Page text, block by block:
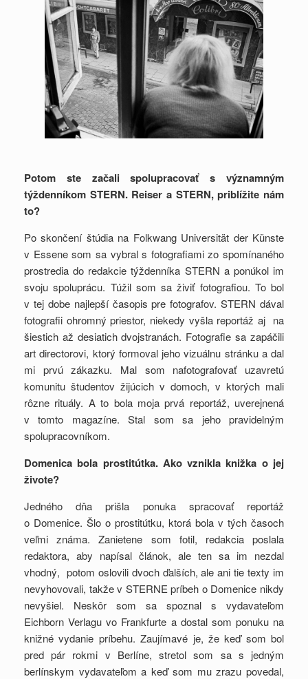
Potom ste začali spolupracovať s významným
týždenníkom STERN. Reiser a STERN, priblížite nám
to?
Po skončení štúdia na Folkwang Universität der Künste
v Essene som sa vybral s fotografiami zo spomínaného
prostredia do redakcie týždenníka STERN a ponúkol im
svoju spoluprácu. Túžil som sa živiť fotografiou. To bol
v tej dobe najlepší časopis pre fotografov. STERN dával
fotografii ohromný priestor, niekedy vyšla reportáž aj na
šiestich až desiatich dvojstranách. Fotografie sa zapáčili
art directorovi, ktorý formoval jeho vizuálnu stránku a dal
mi prvú zákazku. Mal som nafotografovať uzavretú
komunitu študentov žijúcich v domoch, v ktorých mali
rôzne rituály. A to bola moja prvá reportáž, uverejnená
v tomto magazíne. Stal som sa jeho pravidelným
spolupracovníkom.
Domenica bola prostitútka. Ako vznikla knižka o jej
živote?
Jedného dňa prišla ponuka spracovať reportáž
o Domenice. Šlo o prostitútku, ktorá bola v tých časoch
veľmi známa. Zanietene som fotil, redakcia poslala
redaktora, aby napísal článok, ale ten sa im nezdal
vhodný, potom oslovili dvoch ďalších, ale ani tie texty im
nevyhovovali, takže v STERNE príbeh o Domenice nikdy
nevyšiel. Neskôr som sa spoznal s vydavateľom
Eichborn Verlagu vo Frankfurte a dostal som ponuku na
knižné vydanie príbehu. Zaujímavé je, že keď som bol
pred pár rokmi v Berlíne, stretol som sa s jedným
berlínskym vydavateľom a keď som mu zrazu povedal,